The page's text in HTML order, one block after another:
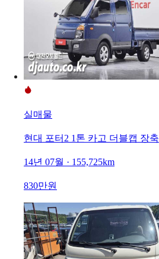
실매물
현대 포터2 1톤 카고 더블캡 장축
14년 07월 · 155,725km
830만원